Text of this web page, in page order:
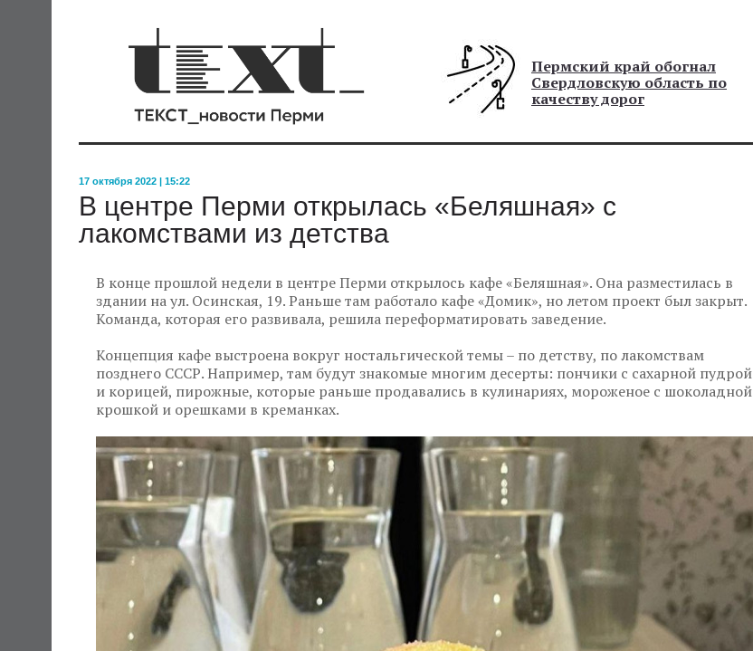
Пермский край обогнал
Свердловскую область по
качеству дорог
17 октября 2022 | 15:22
В центре Перми открылась «Беляшная» с
лакомствами из детства
В конце прошлой недели в центре Перми открылось кафе «Беляшная». Она разместилась в
здании на ул. Осинская, 19. Раньше там работало кафе «Домик», но летом проект был закрыт.
Команда, которая его развивала, решила переформатировать заведение.
Концепция кафе выстроена вокруг ностальгической темы – по детству, по лакомствам
позднего СССР. Например, там будут знакомые многим десерты: пончики с сахарной пудрой
и корицей, пирожные, которые раньше продавались в кулинариях, мороженое с шоколадной
крошкой и орешками в креманках.